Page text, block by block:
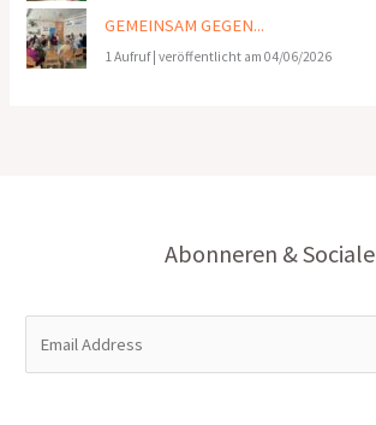
GEMEINSAM GEGEN...
1 Aufruf|veröffentlicht am 04/06/2026
Abonneren & Sociale